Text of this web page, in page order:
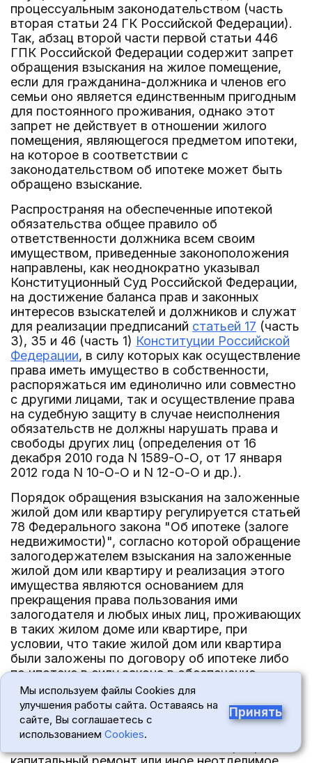
процессуальным законодательством (часть
вторая статьи 24 ГК Российской Федерации).
Так, абзац второй части первой статьи 446
ГПК Российской Федерации содержит запрет
обращения взыскания на жилое помещение,
если для гражданина-должника и членов его
семьи оно является единственным пригодным
для постоянного проживания, однако этот
запрет не действует в отношении жилого
помещения, являющегося предметом ипотеки,
на которое в соответствии с
законодательством об ипотеке может быть
обращено взыскание.
Распространяя на обеспеченные ипотекой
обязательства общее правило об
ответственности должника всем своим
имуществом, приведенные законоположения
направлены, как неоднократно указывал
Конституционный Суд Российской Федерации,
на достижение баланса прав и законных
интересов взыскателей и должников и служат
для реализации предписаний статьей 17 (часть
3), 35 и 46 (часть 1) Конституции Российской
Федерации, в силу которых как осуществление
права иметь имущество в собственности,
распоряжаться им единолично или совместно
с другими лицами, так и осуществление права
на судебную защиту в случае неисполнения
обязательств не должны нарушать права и
свободы других лиц (определения от 16
декабря 2010 года N 1589-О-О, от 17 января
2012 года N 10-О-О и N 12-О-О и др.).
Порядок обращения взыскания на заложенные
жилой дом или квартиру регулируется статьей
78 Федерального закона "Об ипотеке (залоге
недвижимости)", согласно которой обращение
залогодержателем взыскания на заложенные
жилой дом или квартиру и реализация этого
имущества являются основанием для
прекращения права пользования ими
залогодателя и любых иных лиц, проживающих
в таких жилом доме или квартире, при
условии, что такие жилой дом или квартира
были заложены по договору об ипотеке либо
по ипотеке в силу закона в обеспечение
возврата кредита или целевого займа,
предоставленных банком или иной кредитной
организацией либо другим юридическим
лицом на приобретение или строительство
Мы используем файлы Cookies для
улучшения работы сайта. Оставаясь на
сайте, Вы соглашаетесь с
использованием Cookies.
Принять